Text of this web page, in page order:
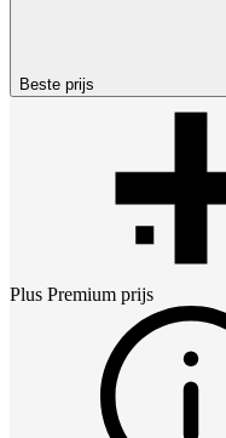
Beste prijs
Plus Premium prijs